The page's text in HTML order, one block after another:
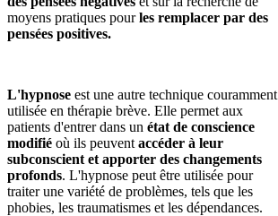
moyens pratiques pourles remplacer par des
pensées positives.
L'hypnose est une autre technique couramment
utilisée en thérapie brève. Elle permet aux
patients d'entrer dans un état de conscience
modifié où ils peuvent accéder à leur
subconscient et apporter des changements
profonds. L'hypnose peut être utilisée pour
traiter une variété de problèmes, tels que les
phobies, les traumatismes et les dépendances.